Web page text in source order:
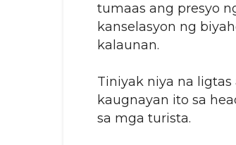
tumaas ang presyo
kanselasyon ng
kalaunan.
Tiniyak niya na
kaugnayan ito sa
sa mga turista.